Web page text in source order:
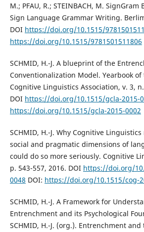
M.; PFAU, R.; STEINBACH, M.
Sign Language Grammar Writing.
DOI https://doi.org/10.1515/
https://doi.org/10.1515/9781501511806
SCHMID, H.-J. A blueprint of the
Conventionalization Model. Yearbook of
Cognitive Linguistics Association, v. 3,
DOI https://doi.org/10.1515/gcla-2015-
https://doi.org/10.1515/gcla-2015-0002
SCHMID, H.-J. Why Cognitive
social and pragmatic dimensions of
could do so more seriously. Cognitive
p. 543-557, 2016. DOI https://doi.org/
0048 DOI: https://doi.org/10.1515/cog-
SCHMID, H.-J. A Framework for
Entrenchment and its Psychological
SCHMID, H.-J. (org.). Entrenchment